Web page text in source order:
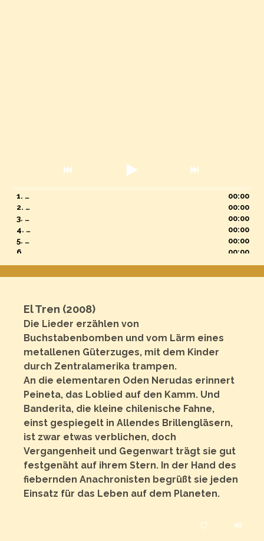
1. Delfin de Bronce
00:00
2. Albacoras
00:00
3. Picoroco
00:00
4. Alga
00:00
5. Caracola
00:00
00:00
11. Pulpos
12. Foca
13. Erizo
14. Sol de Mar
15. Estrellas
16. Adios a los productos del mar
17. Maremoto
00:00
El Tren (2008)
Die Lieder erzählen von
Buchstabenbomben und vom Lärm eines
metallenen Güterzuges, mit dem Kinder
durch Zentralamerika trampen.
An die elementaren Oden Nerudas erinnert
Peineta, das Loblied auf den Kamm. Und
Banderita, die kleine chilenische Fahne,
einst gespiegelt in Allendes Brillengläsern,
ist zwar etwas verblichen, doch
Vergangenheit und Gegenwart trägt sie gut
festgenäht auf ihrem Stern. In der Hand des
fiebernden Anachronisten begrüßt sie jeden
Einsatz für das Leben auf dem Planeten.